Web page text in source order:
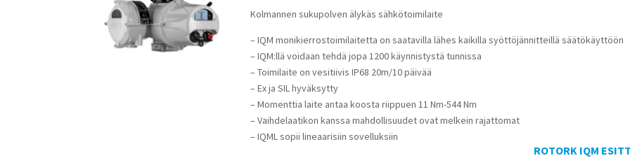
Kolmannen sukupolven älykäs sähkötoimilaite
– IQM monikierrostoimilaitetta on saatavilla lähes kaikilla syöttöjännitteillä säätökäyttöön
– IQM:llä voidaan tehdä jopa 1200 käynnistystä tunnissa
– Toimilaite on vesitiivis IP68 20m/10 päivää
– Ex ja SIL hyväksytty
– Momenttia laite antaa koosta riippuen 11 Nm-544 Nm
– Vaihdelaatikon kanssa mahdollisuudet ovat melkein rajattomat
– IQML sopii lineaarisiin sovelluksiin
ROTORK IQM